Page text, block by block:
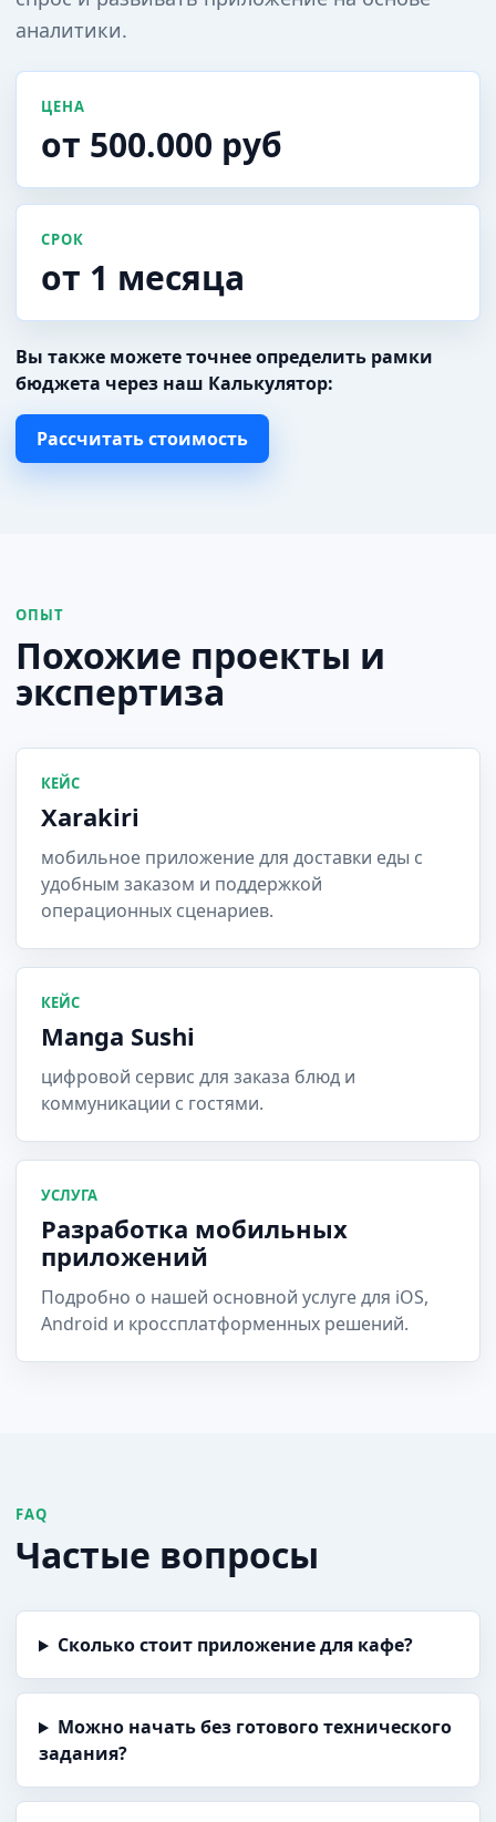
аналитики.
ЦЕНА
от 500.000 руб
СРОК
от 1 месяца
Вы также можете точнее определить рамки
бюджета через наш Калькулятор:
Рассчитать стоимость
ОПЫТ
Похожие проекты и
экспертиза
КЕЙС
Xarakiri
мобильное приложение для доставки еды с
удобным заказом и поддержкой
операционных сценариев.
КЕЙС
Manga Sushi
цифровой сервис для заказа блюд и
коммуникации с гостями.
УСЛУГА
Разработка мобильных
приложений
Подробно о нашей основной услуге для iOS,
Android и кроссплатформенных решений.
FAQ
Частые вопросы
Сколько стоит приложение для кафе?
Можно начать без готового технического
задания?